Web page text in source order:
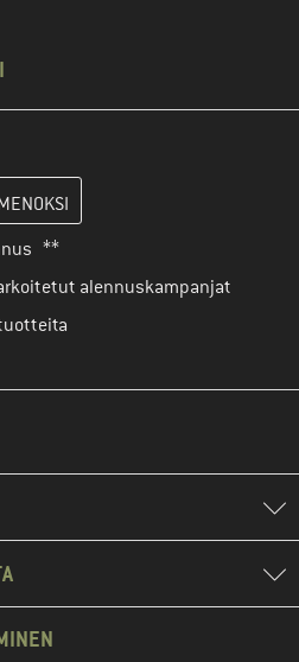
luo seuraavassa vaiheessa
**
alennuskampanjat